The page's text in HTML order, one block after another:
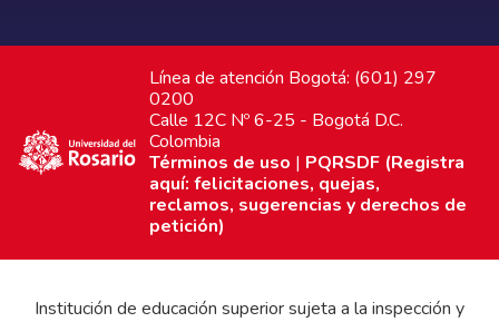
Línea de atención Bogotá: (601) 297
0200
Calle 12C Nº 6-25 - Bogotá D.C.
Colombia
Términos de uso | PQRSDF (Registra
aquí: felicitaciones, quejas,
reclamos, sugerencias y derechos de
petición)
Institución de educación superior sujeta a la inspección y